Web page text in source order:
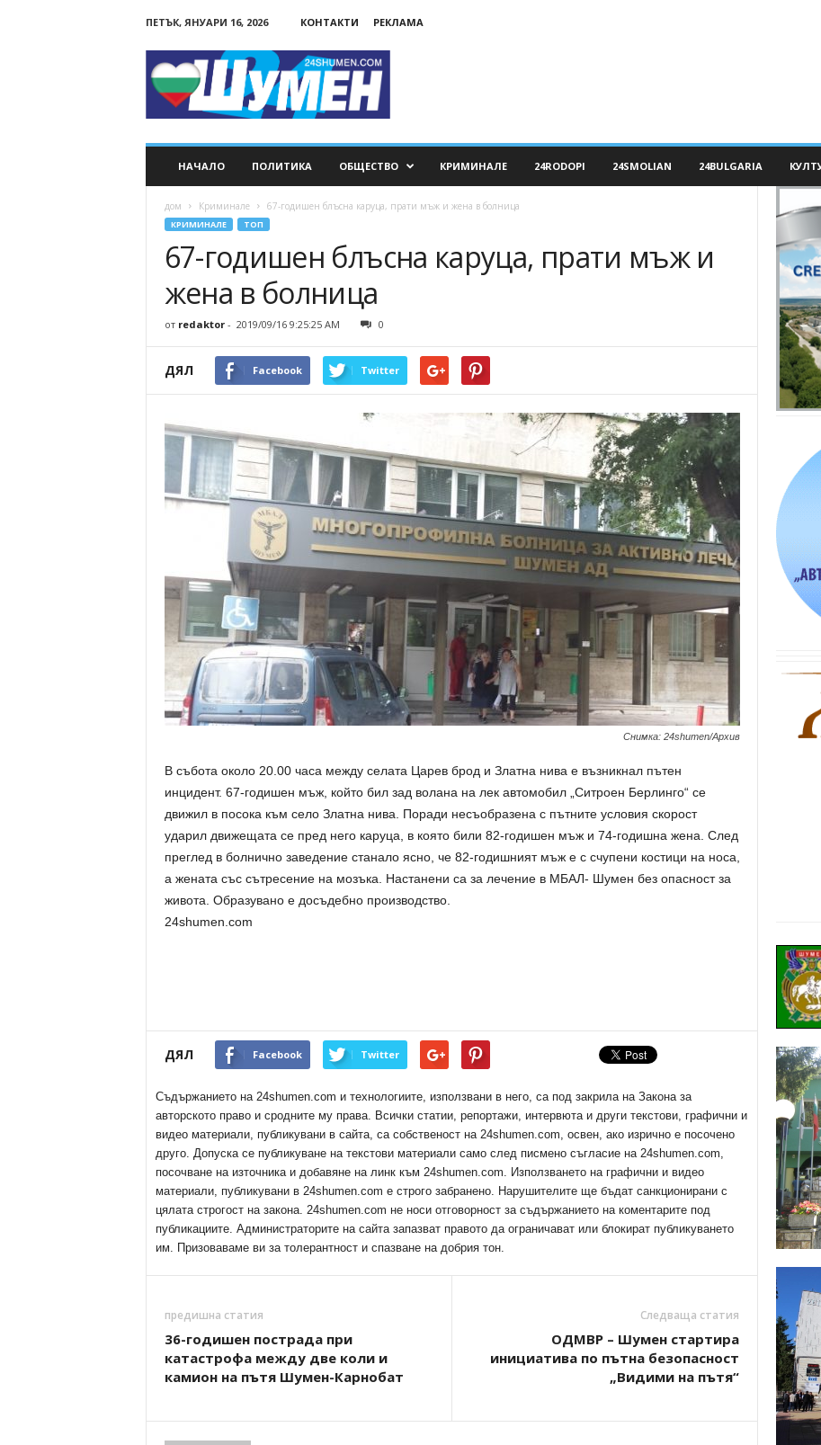
ПЕТЪК, ЯНУАРИ 16, 2026 КОНТАКТИ РЕКЛАМА
НАЧАЛО ПОЛИТИКА ОБЩЕСТВО КРИМИНАЛЕ 24RODOPI 24SMOLIAN 24BULGARIA
дом Криминале 67-годишен блъсна каруца, прати мъж и жена в болница
КРИМИНАЛЕ ТОП
67-годишен блъсна каруца, прати мъж и
жена в болница
от redaktor- 2019/09/16 9:25:25 AM 0
ДЯЛ Facebook Twitter
Снимка: 24shumen/Архив
В събота около 20.00 часа между селата Царев брод и Златна нива е възникнал пътен
инцидент. 67-годишен мъж, който бил зад волана на лек автомобил „Ситроен Берлинго“ се
движил в посока към село Златна нива. Поради несъобразена с пътните условия скорост
ударил движещата се пред него каруца, в която били 82-годишен мъж и 74-годишна жена. След
преглед в болнично заведение станало ясно, че 82-годишният мъж е с счупени костици на носа,
а жената със сътресение на мозъка. Настанени са за лечение в МБАЛ- Шумен без опасност за
живота. Образувано е досъдебно производство.
24shumen.com
ДЯЛ Facebook Twitter
Съдържанието на 24shumen.com и технологиите, използвани в него, са под закрила на Закона за
авторското право и сродните му права. Всички статии, репортажи, интервюта и други текстови, графични и
видео материали, публикувани в сайта, са собственост на 24shumen.com, освен, ако изрично е посочено
друго. Допуска се публикуване на текстови материали само след писмено съгласие на 24shumen.com,
посочване на източника и добавяне на линк към 24shumen.com. Използването на графични и видео
материали, публикувани в 24shumen.com е строго забранено. Нарушителите ще бъдат санкционирани с
цялата строгост на закона. 24shumen.com не носи отговорност за съдържанието на коментарите под
публикациите. Администраторите на сайта запазват правото да ограничават или блокират публикуването
им. Призоваваме ви за толерантност и спазване на добрия тон.
предишна статия
36-годишен пострада при
катастрофа между две коли и
камион на пътя Шумен-Карнобат
Следваща статия
ОДМВР – Шумен стартира
инициатива по пътна безопасност
„Видими на пътя“